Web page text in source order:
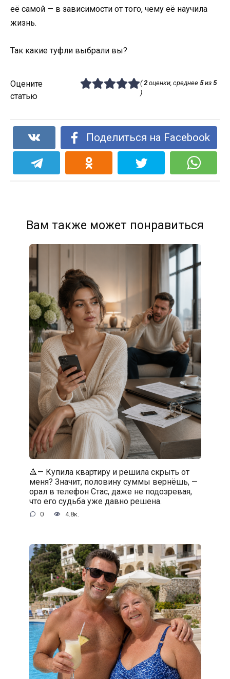
её самой — в зависимости от того, чему её научила
жизнь.
Так какие туфли выбрали вы?
Оцените
статью
(2оценки, среднее 5из 5
)
Поделиться на Facebook
Вам также может понравиться
🔺— Купила квартиру и решила скрыть от
меня? Значит, половину суммы вернёшь, —
орал в телефон Стас, даже не подозревая,
что его судьба уже давно решена.
0 4.8к.